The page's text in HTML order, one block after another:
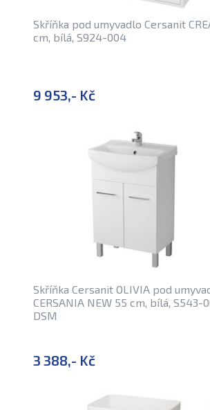
Skříňka pod umyvadlo Cersanit
cm, bílá, S924-004
9 953,- Kč
Skříňka Cersanit OLIVIA pod
CERSANIA NEW 55 cm, bílá, S543-
DSM
3 388,- Kč